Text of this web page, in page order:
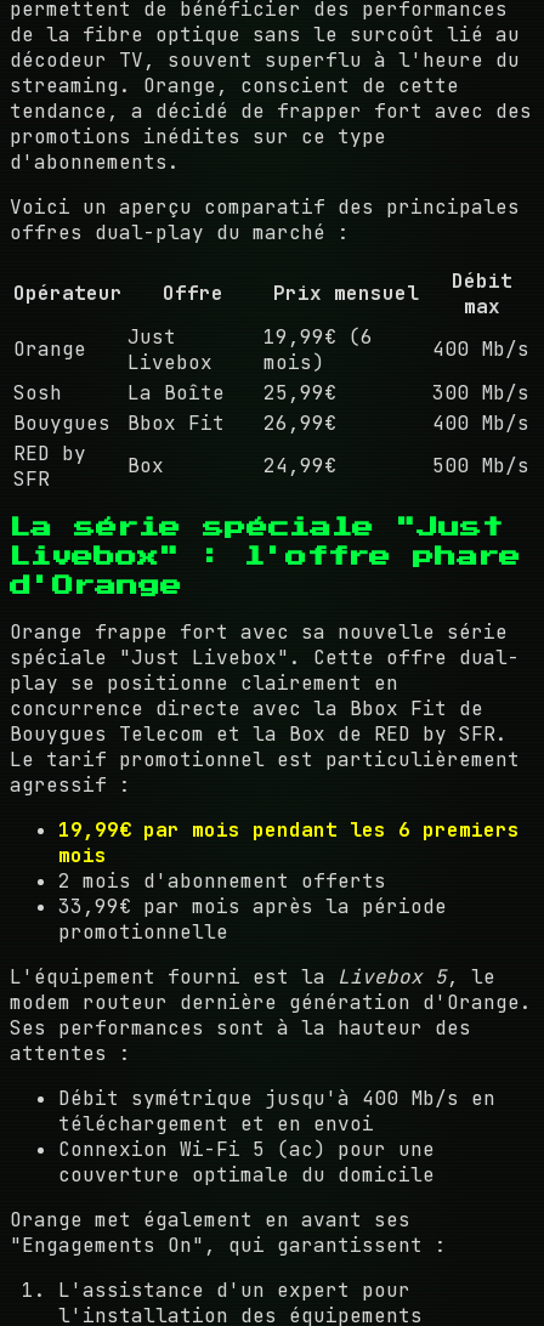
permettent de bénéficier des performances
de la fibre optique sans le surcoût lié au
décodeur TV, souvent superflu à l'heure du
streaming. Orange, conscient de cette
tendance, a décidé de frapper fort avec des
promotions inédites sur ce type
d'abonnements.
Voici un aperçu comparatif des principales
offres dual-play du marché :
Opérateur Offre Prix mensuel
Débit
max
Orange
Just
Livebox
19,99€ (6
mois)
400 Mb/s
Sosh
La Boîte 25,99€
300 Mb/s
Bouygues
Bbox Fit 26,99€
400 Mb/s
RED by
SFR
Box 24,99€ 500 Mb/s
La série spéciale "Just
Livebox" : l'offre phare
d'Orange
Orange frappe fort avec sa nouvelle série
spéciale "Just Livebox". Cette offre dual-
play se positionne clairement en
concurrence directe avec la Bbox Fit de
Bouygues Telecom et la Box de RED by SFR.
Le tarif promotionnel est particulièrement
agressif :
19,99€ par mois pendant les 6 premiers
mois
2 mois d'abonnement offerts
33,99€ par mois après la période
promotionnelle
L'équipement fourni est la Livebox 5, le
modem routeur dernière génération d'Orange.
Ses performances sont à la hauteur des
attentes :
Débit symétrique jusqu'à 400 Mb/s en
téléchargement et en envoi
Connexion Wi-Fi 5 (ac) pour une
couverture optimale du domicile
Orange met également en avant ses
"Engagements On", qui garantissent :
L'assistance d'un expert pour
l'installation des équipements